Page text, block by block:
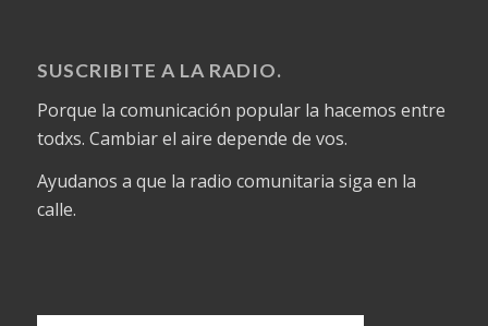
SUSCRIBITE A LA RADIO.
Porque la comunicación popular la hacemos entre
todxs. Cambiar el aire depende de vos.
Ayudanos a que la radio comunitaria siga en la
calle.